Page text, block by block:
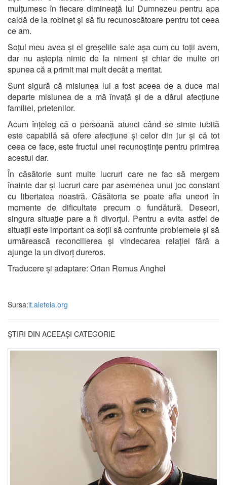
mulțumesc în fiecare dimineață lui Dumnezeu pentru apa
caldă de la robinet și să fiu recunoscătoare pentru tot ceea
ce am.
Soțul meu avea și el greșelile sale așa cum cu toții avem,
dar nu aștepta nimic de la nimeni și chiar de multe ori
spunea că a primit mai mult decât a meritat.
Sunt sigură că misiunea lui a fost aceea de a duce mai
departe misiunea de a mă învață și de a dărui afecțiune
familiei, prietenilor.
Acum înțeleg că o persoană atunci când se simte iubită
este capabilă să ofere afecțiune și celor din jur și că tot
ceea ce face, este fructul unei recunoștințe pentru primirea
acestui dar.
În căsătorie sunt multe lucruri care ne fac să mergem
înainte dar și lucruri care par asemenea unui joc constant
cu libertatea noastră. Căsătoria se poate afla uneori în
momente de dificultate precum o fundătură. Deseori,
singura situație pare a fi divorțul. Pentru a evita astfel de
situații este important ca soții să confrunte problemele și să
urmărească reconcilierea și vindecarea relației fără a
ajunge la un divorț dureros.
Traducere și adaptare: Orian Remus Anghel
Sursa:it.aleteia.org
ȘTIRI DIN ACEEAȘI CATEGORIE